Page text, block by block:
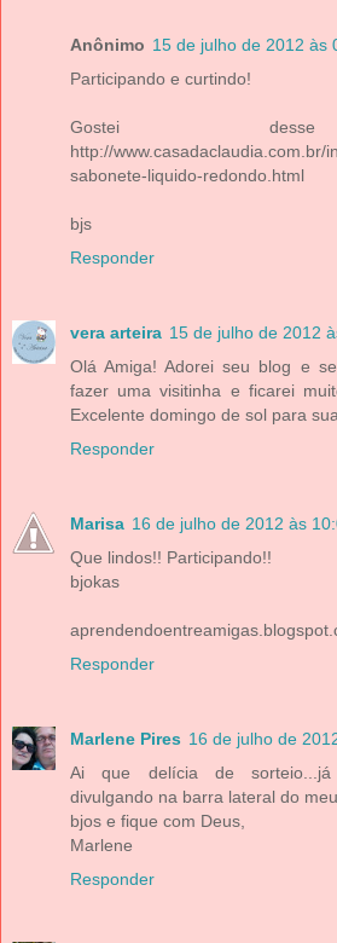
Anônimo 15 de julho de 2012 às
Participando e curtindo!
Gostei
http://www.casadaclaudia.com.br/
sabonete-liquido-redondo.html
bjs
Responder
vera arteira 15 de julho de 2012
Olá Amiga! Adorei seu blog e
fazer uma visitinha e ficarei
Excelente domingo de sol para
Responder
Marisa 16 de julho de 2012 às
Que lindos!! Participando!!
bjokas
Responder
Marlene Pires 16 de julho de
Ai que delícia de
divulgando na barra lateral do meu
bjos e fique com Deus,
Marlene
Responder